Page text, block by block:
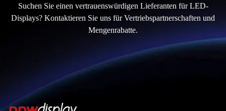
Suchen Sie einen vertrauenswürdigen Lieferanten für LED-
Displays? Kontaktieren Sie uns für Vertriebspartnerschaften und
Mengenrabatte.